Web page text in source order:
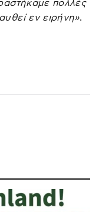
πολλές
εν ειρήνη».